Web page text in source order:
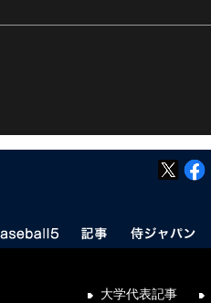
大学代表記事